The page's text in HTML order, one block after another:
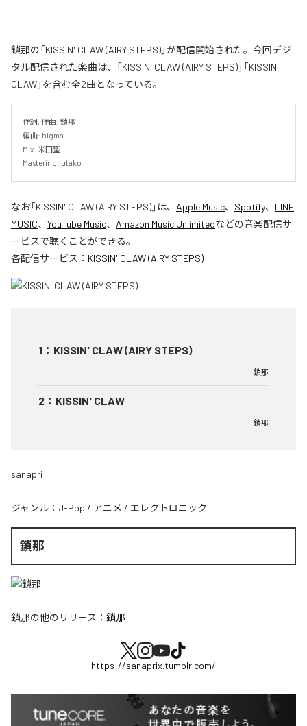
鎖那の「KISSIN' CLAW (AIRY STEPS)」が配信開始された。今回デジ
タル配信された楽曲は、「KISSIN' CLAW (AIRY STEPS)」「KISSIN'
CLAW」を含む全2曲となっている。
作詞, 作曲: 鎖那
編曲: higma
Mix: 米田聖
Mastering: utako
なお「KISSIN' CLAW (AIRY STEPS)」は、 Apple Music、 Spotify、 LINE
MUSIC、 YouTube Music、 Amazon Music Unlimitedなどの音楽配信サ
ービスで聴くことができる。
各配信サービス： KISSIN' CLAW (AIRY STEPS)
1 ： KISSIN' CLAW (AIRY STEPS)
鎖那
2 ： KISSIN' CLAW
鎖那
sanapri
ジャンル： J-Pop / アニメ / エレクトロニック
鎖那
鎖那の他のリリース： 鎖那
https://sanaprix.tumblr.com/